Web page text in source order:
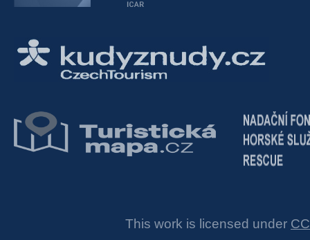
This work is licensed under